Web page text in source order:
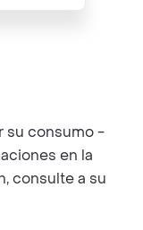
su consumo -
en la
consulte a su